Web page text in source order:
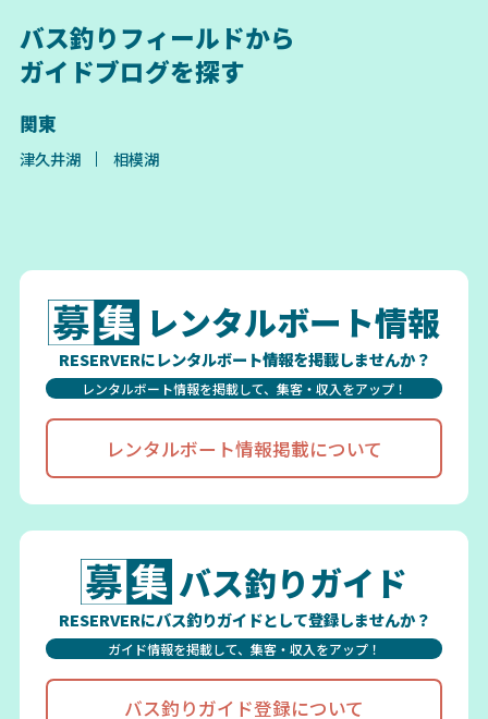
バス釣りフィールドから
ガイドブログを探す
関東
津久井湖 相模湖
レンタルボート情報
RESERVERにレンタルボート情報を掲載しませんか？
レンタルボート情報を掲載して、集客・収入をアップ！
レンタルボート情報掲載について
バス釣りガイド
RESERVERにバス釣りガイドとして登録しませんか？
ガイド情報を掲載して、集客・収入をアップ！
バス釣りガイド登録について